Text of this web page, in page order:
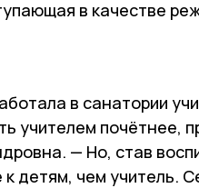
в качестве
в санатории
учителем почётнее,
— Но, став
детям, чем учитель.